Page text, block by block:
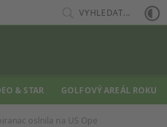
VYHLEDAT...
& STAR GOLFOVÝ AREÁL ROKU
oslnila na US Ope